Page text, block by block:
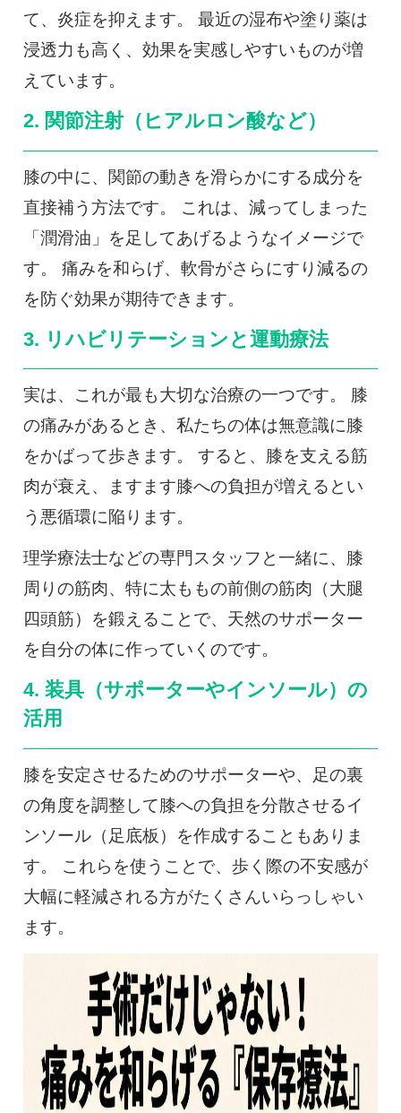
て、炎症を抑えます。 最近の湿布や塗り薬は
浸透力も高く、効果を実感しやすいものが増
えています。
2. 関節注射（ヒアルロン酸など）
膝の中に、関節の動きを滑らかにする成分を
直接補う方法です。 これは、減ってしまった
「潤滑油」を足してあげるようなイメージで
す。 痛みを和らげ、軟骨がさらにすり減るの
を防ぐ効果が期待できます。
3. リハビリテーションと運動療法
実は、これが最も大切な治療の一つです。 膝
の痛みがあるとき、私たちの体は無意識に膝
をかばって歩きます。 すると、膝を支える筋
肉が衰え、ますます膝への負担が増えるとい
う悪循環に陥ります。
理学療法士などの専門スタッフと一緒に、膝
周りの筋肉、特に太ももの前側の筋肉（大腿
四頭筋）を鍛えることで、天然のサポーター
を自分の体に作っていくのです。
4. 装具（サポーターやインソール）の
活用
膝を安定させるためのサポーターや、足の裏
の角度を調整して膝への負担を分散させるイ
ンソール（足底板）を作成することもありま
す。 これらを使うことで、歩く際の不安感が
大幅に軽減される方がたくさんいらっしゃい
ます。